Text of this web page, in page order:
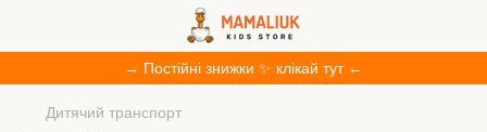
→ Постійні знижки ✨ клікай тут ←
Дитячий транспорт